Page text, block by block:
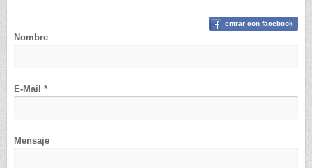
entrar con facebook
Nombre
E-Mail *
Mensaje